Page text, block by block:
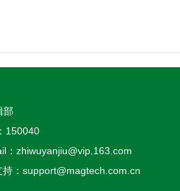
部
150040
zhiwuyanjiu@vip.163.com
：support@magtech.com.cn